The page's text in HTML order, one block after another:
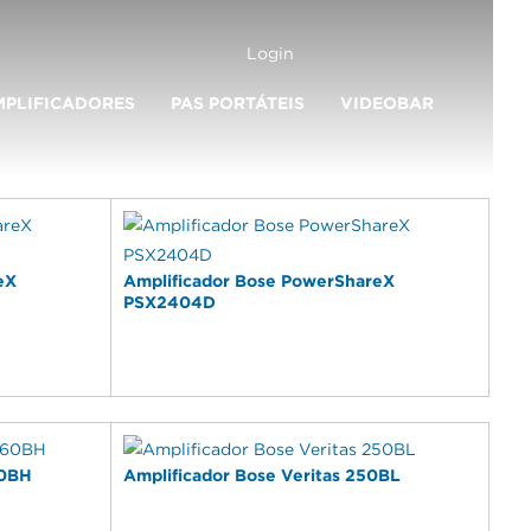
Login
PAS PORTÁTEIS VIDEOBAR
Amplificador Bose PowerShareX
PSX2404D
Amplificador Bose Veritas 250BL